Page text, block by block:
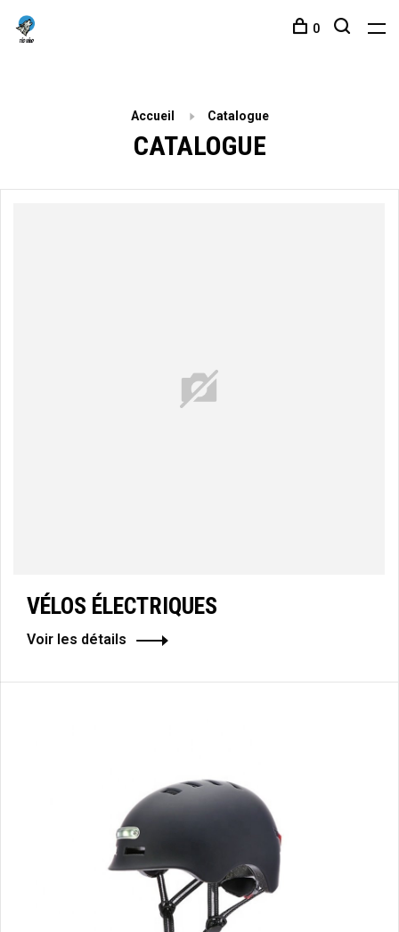
0
Accueil Catalogue
CATALOGUE
VÉLOS ÉLECTRIQUES
Voir les détails